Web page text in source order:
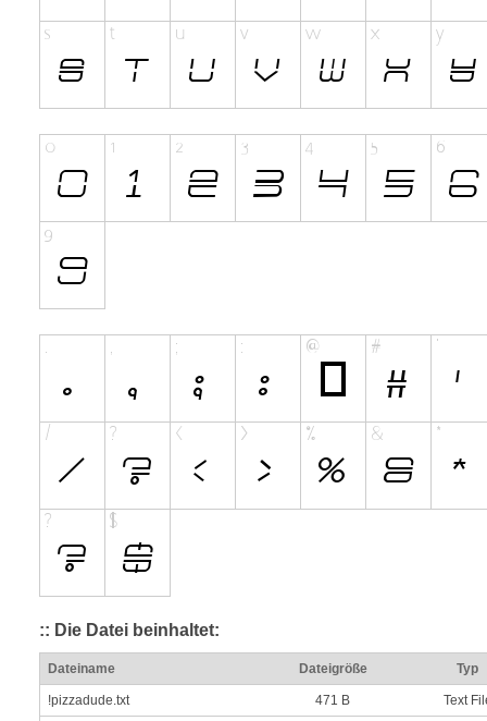
:: Die Datei beinhaltet:
Dateiname Dateigröße Typ
!pizzadude.txt 471 B Text